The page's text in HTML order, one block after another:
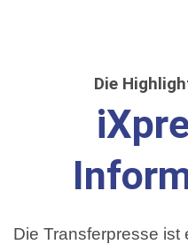
Die
Die Transferpresse ist